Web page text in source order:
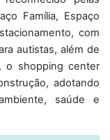
Família, Espaço
com
autistas, além de
o shopping center
adotando
saúde e